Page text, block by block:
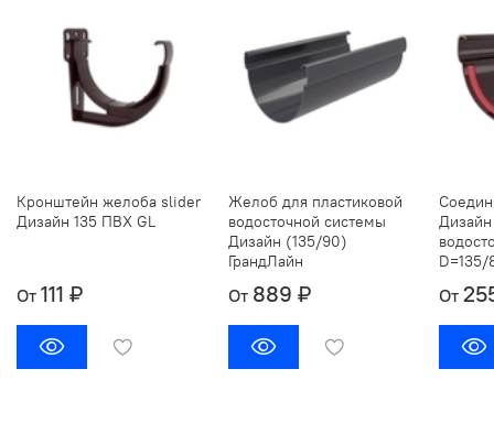
Кронштейн желоба slider
Дизайн 135 ПВХ GL
От 111 ₽
Желоб для пластиковой
водосточной системы
Дизайн (135/90)
ГрандЛайн
От 889 ₽ От